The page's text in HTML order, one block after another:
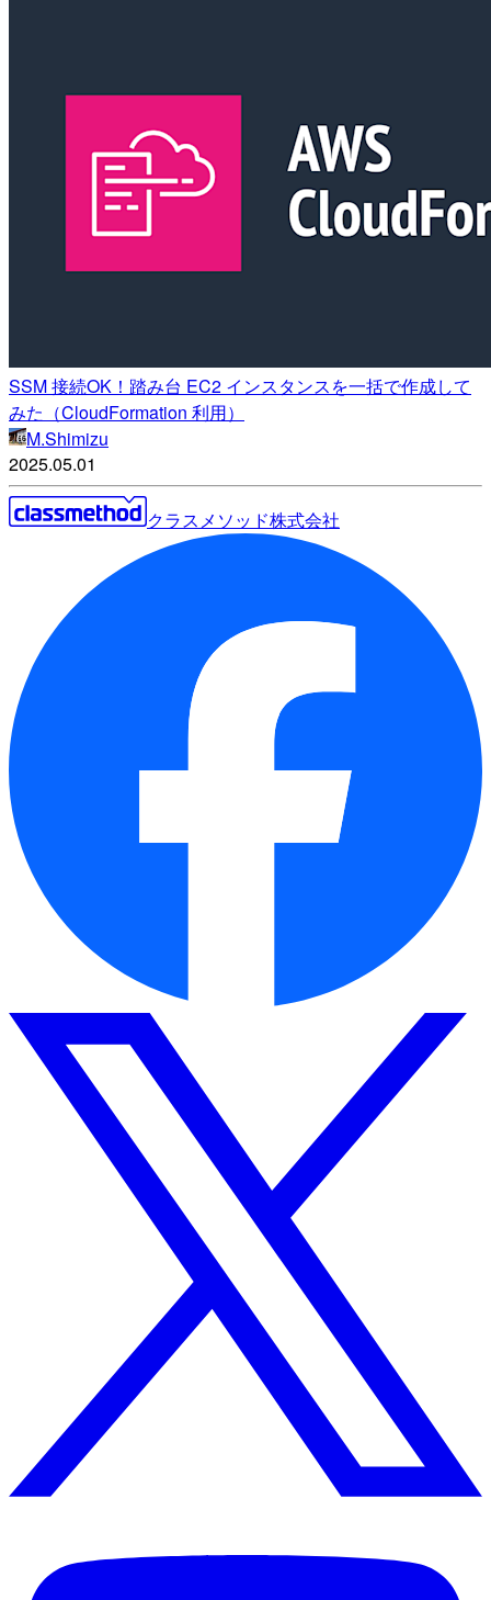
SSM 接続OK！踏み台 EC2 インスタンスを一括で作成して
みた（CloudFormation 利用）
M.Shimizu
2025.05.01
クラスメソッド株式会社